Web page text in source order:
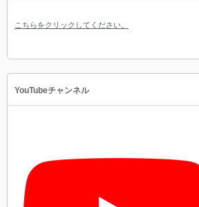
こちらをクリックしてください。
YouTubeチャンネル